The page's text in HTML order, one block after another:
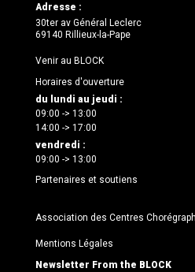
Adresse :
30ter av Général Leclerc
69140 Rillieux-la-Pape
Venir au BLOCK
Horaires d'ouverture
du lundi au jeudi :
09:00 -> 13:00
14:00 -> 17:00
vendredi :
09:00 -> 13:00
Partenaires et soutiens
Association des Centres
Mentions Légales
Newsletter From the BLOCK